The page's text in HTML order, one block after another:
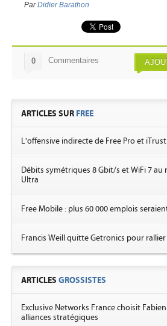
ParDidier Barathon
0 Commentaires
ARTICLES SUR FREE
L'offensive indirecte de Free Pro et iTrust
Débits symétriques 8 Gbit/s et WiFi 7
Ultra
Free Mobile : plus 60 000 emplois
Francis Weill quitte Getronics pour rallier
ARTICLES GROSSISTES
Exclusive Networks France choisit
alliances stratégiques